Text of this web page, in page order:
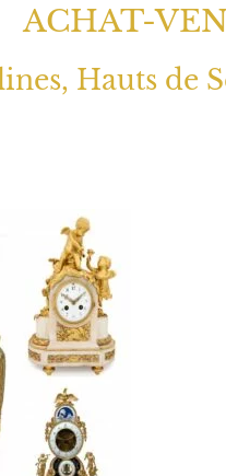
ACHAT-
Hauts de